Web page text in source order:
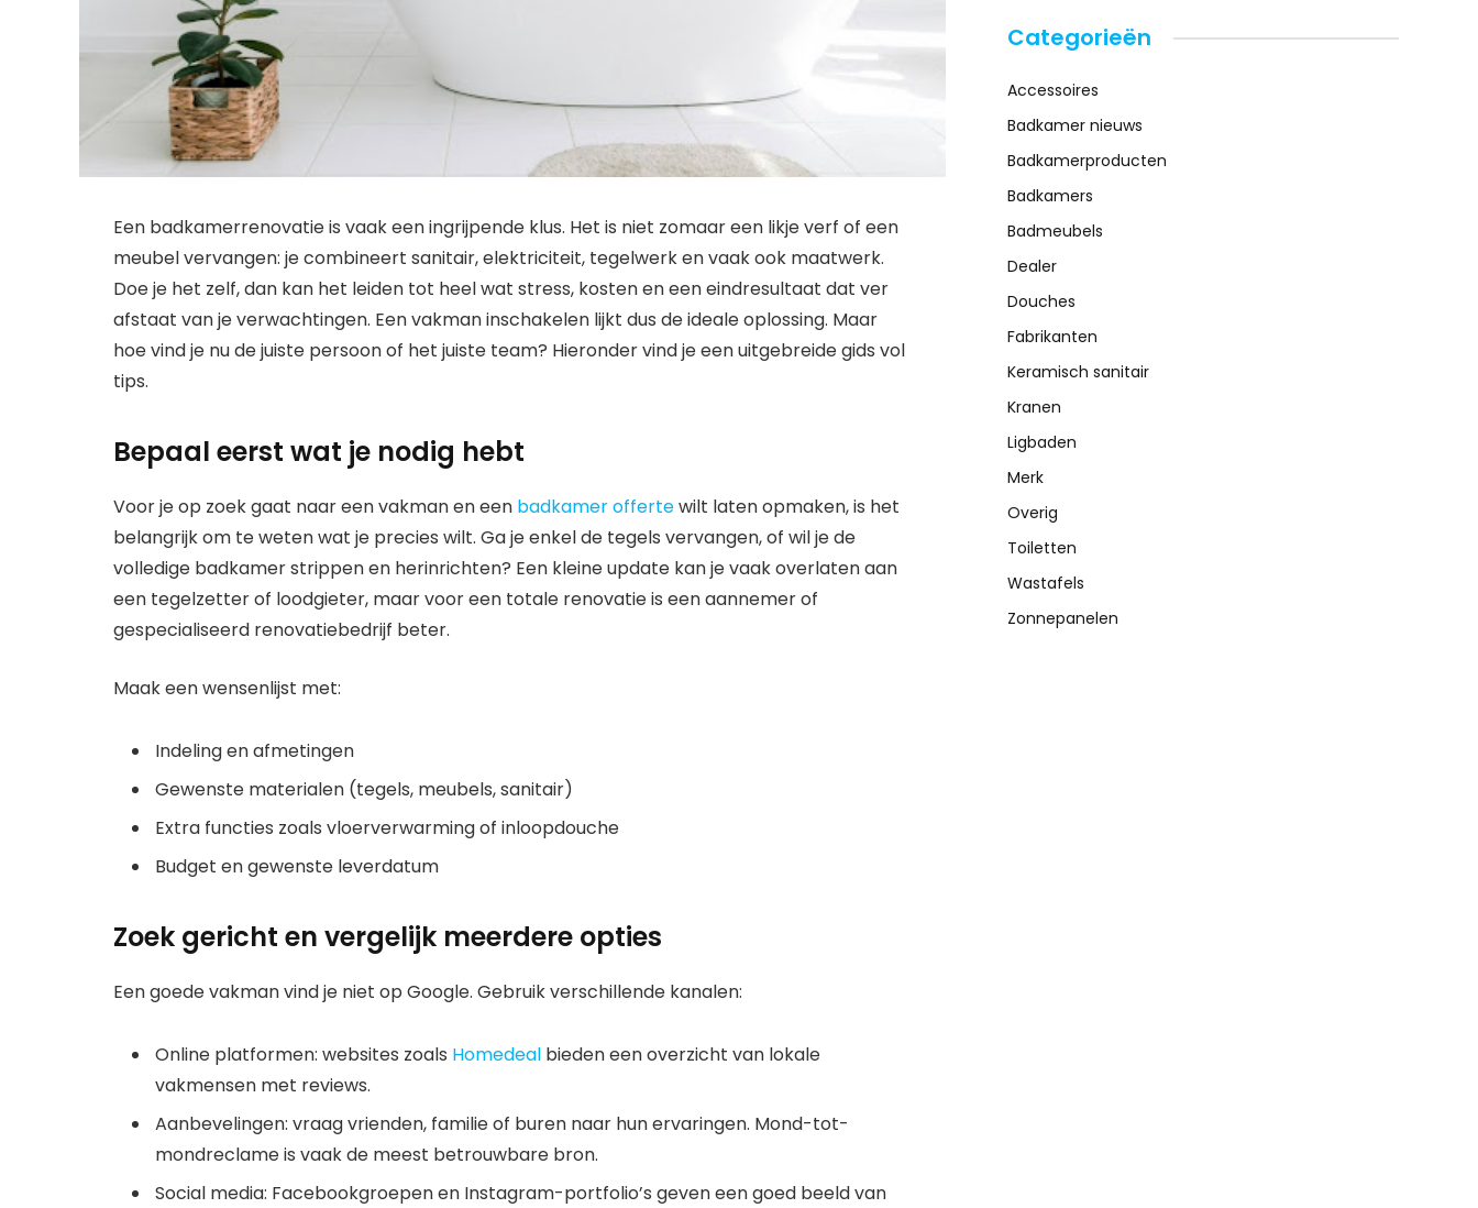
Een badkamerrenovatie is vaak een ingrijpende klus. Het is niet zomaar een likje verf of een
meubel vervangen: je combineert sanitair, elektriciteit, tegelwerk en vaak ook maatwerk.
Doe je het zelf, dan kan het leiden tot heel wat stress, kosten en een eindresultaat dat ver
afstaat van je verwachtingen. Een vakman inschakelen lijkt dus de ideale oplossing. Maar
hoe vind je nu de juiste persoon of het juiste team? Hieronder vind je een uitgebreide gids vol
tips.
Bepaal eerst wat je nodig hebt
Voor je op zoek gaat naar een vakman en een badkamer offertewilt laten opmaken, is het
belangrijk om te weten wat je precies wilt. Ga je enkel de tegels vervangen, of wil je de
volledige badkamer strippen en herinrichten? Een kleine update kan je vaak overlaten aan
een tegelzetter of loodgieter, maar voor een totale renovatie is een aannemer of
gespecialiseerd renovatiebedrijf beter.
Maak een wensenlijst met:
Indeling en afmetingen
Gewenste materialen (tegels, meubels, sanitair)
Extra functies zoals vloerverwarming of inloopdouche
Budget en gewenste leverdatum
Zoek gericht en vergelijk meerdere opties
Een goede vakman vind je niet op Google. Gebruik verschillende kanalen:
Online platformen: websites zoals Homedeal bieden een overzicht van lokale
vakmensen met reviews.
Aanbevelingen: vraag vrienden, familie of buren naar hun ervaringen. Mond-tot-
mondreclame is vaak de meest betrouwbare bron.
Social media: Facebookgroepen en Instagram-portfolio’s geven een goed beeld van
Categorieën
Accessoires
Badkamer nieuws
Badkamerproducten
Badkamers
Badmeubels
Dealer
Douches
Fabrikanten
Keramisch sanitair
Kranen
Ligbaden
Merk
Overig
Toiletten
Wastafels
Zonnepanelen